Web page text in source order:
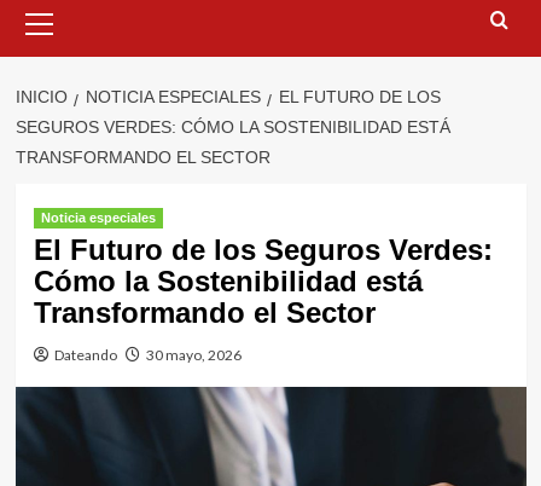
primario
INICIO NOTICIA ESPECIALES
EL FUTURO DE LOS
SEGUROS VERDES: CÓMO LA SOSTENIBILIDAD ESTÁ
TRANSFORMANDO EL SECTOR
Noticia especiales
El Futuro de los Seguros Verdes:
Cómo la Sostenibilidad está
Transformando el Sector
Dateando 30 mayo, 2026